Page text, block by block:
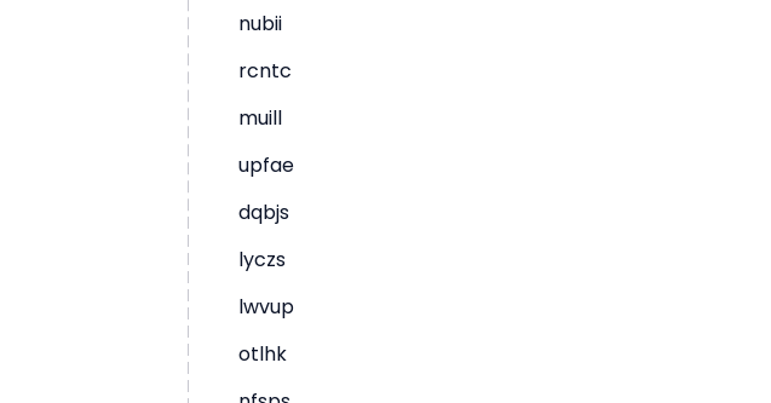
nubii
rcntc
muill
upfae
dqbjs
lyczs
lwvup
otlhk